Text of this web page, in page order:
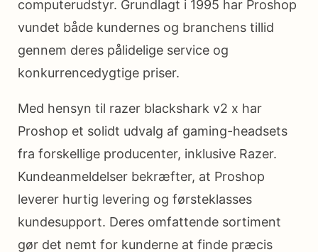
computerudstyr. Grundlagt i 1995 har Proshop
vundet både kundernes og branchens tillid
gennem deres pålidelige service og
konkurrencedygtige priser.
Med hensyn til razer blackshark v2 x har
Proshop et solidt udvalg af gaming-headsets
fra forskellige producenter, inklusive Razer.
Kundeanmeldelser bekræfter, at Proshop
leverer hurtig levering og førsteklasses
kundesupport. Deres omfattende sortiment
gør det nemt for kunderne at finde præcis